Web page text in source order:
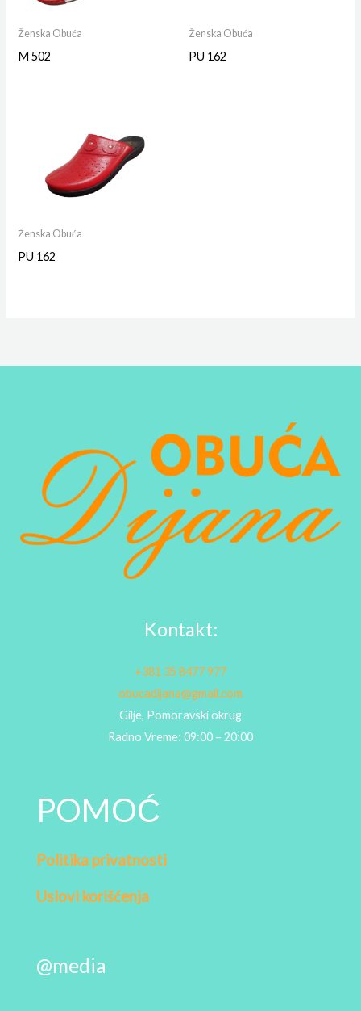
Ženska Obuća
M 502
Ženska Obuća
PU 162
Ženska Obuća
PU 162
Kontakt:
+381 35 8477 977
obucadijana@gmail.com
Gilje, Pomoravski okrug
Radno Vreme: 09:00 – 20:00
POMOĆ
Politika privatnosti
Uslovi korišćenja
@media